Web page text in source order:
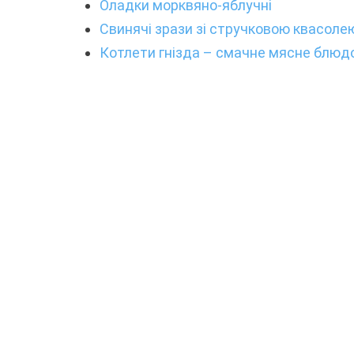
Оладки морквяно-яблучні
Свинячі зрази зі стручковою
Котлети гнізда – смачне мясне